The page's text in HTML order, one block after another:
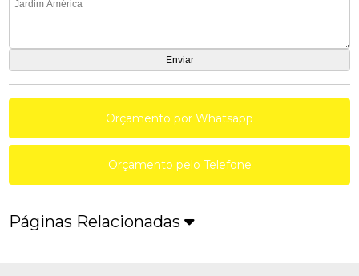
Orçamento por Whatsapp
Orçamento pelo Telefone
Páginas Relacionadas